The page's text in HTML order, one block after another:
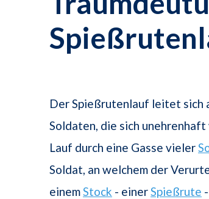
Der Spießrutenlauf leitet sich
Soldaten, die sich
Lauf durch eine Gasse vieler
Soldat, an welchem der
einemStock - einerSpießrute -